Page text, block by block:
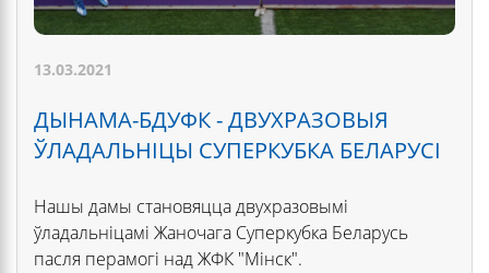
13.03.2021
ДЫНАМА-БДУФК - ДВУХРАЗОВЫЯ
ЎЛАДАЛЬНІЦЫ СУПЕРКУБКА БЕЛАРУСІ
Нашы дамы становяцца двухразовымі
ўладальніцамі Жаночага Суперкубка Беларусь
пасля перамогі над ЖФК "Мінск".